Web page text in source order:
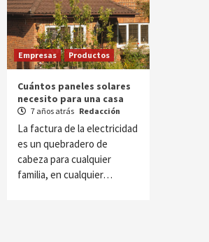
Empresas Productos
Cuántos paneles solares
necesito para una casa
7 años atrás Redacción
La factura de la electricidad
es un quebradero de
cabeza para cualquier
familia, en cualquier…